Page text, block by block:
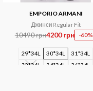
EMPORIO ARMANI
Джинси Regular Fit
10490 грн4200 грн -60%
29*34L 30*34L
31*34L
32*34L
34*34L 36*34L